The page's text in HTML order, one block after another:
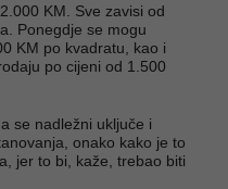
KM. Sve zavisi od
Ponegdje se mogu
KM po kvadratu, kao i
po cijeni od 1.500
se nadležni uključe i
onako kako je to
jer to bi, kaže, trebao biti